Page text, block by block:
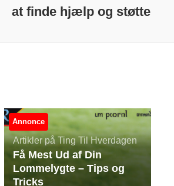
at finde hjælp og støtte
Annonce
Artikler på Ting Til Hverdagen
Få Mest Ud af Din
Lommelygte – Tips og
Tricks